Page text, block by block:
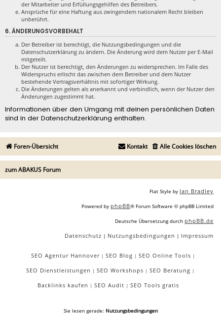
der Mitarbeiter und Erfüllungsgehilfen des Betreibers.
Ansprüche für eine Haftung aus zwingendem nationalem Recht bleiben
unberührt.
6. ÄNDERUNGSVORBEHALT
Der Betreiber ist berechtigt, die Nutzungsbedingungen und die
Datenschutzerklärung zu ändern. Die Änderung wird dem Nutzer per E-Mail
mitgeteilt.
Der Nutzer ist berechtigt, den Änderungen zu widersprechen. Im Falle des
Widerspruchs erlischt das zwischen dem Betreiber und dem Nutzer
bestehende Vertragsverhältnis mit sofortiger Wirkung.
Die Änderungen gelten als anerkannt und verbindlich, wenn der Nutzer den
Änderungen zugestimmt hat.
Informationen über den Umgang mit deinen persönlichen Daten
sind in der Datenschutzerklärung enthalten.
Foren-Übersicht Alle Cookies löschen
Kontakt
zum ABAKUS Forum
Flat Style by Ian Bradley
Powered by phpBB® Forum Software © phpBB Limited
Deutsche Übersetzung durch phpBB.de
Datenschutz | Nutzungsbedingungen | Impressum
SEO Agentur Hannover| SEO Blog | SEO Online Tools |
SEO Dienstleistungen | SEO Workshops | SEO Beratung |
Backlinks kaufen | SEO Audit | SEO Tools gratis
Sie lesen gerade: Nutzungsbedingungen